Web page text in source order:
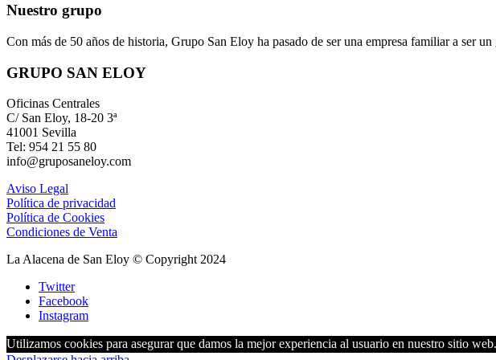
Nuestro grupo
Con más de 50 años de historia, Grupo San Eloy ha pasado de ser una empresa familiar a ser
GRUPO SAN ELOY
Oficinas Centrales
C/ San Eloy, 18-20 3ª
41001 Sevilla
Tel: 954 21 55 80
info@gruposaneloy.com
Aviso Legal
Política de privacidad
Política de Cookies
Condiciones de Venta
La Alacena de San Eloy © Copyright 2024
Twitter
Facebook
Instagram
Utilizamos cookies para asegurar que damos la mejor experiencia al usuario en nuestro sitio